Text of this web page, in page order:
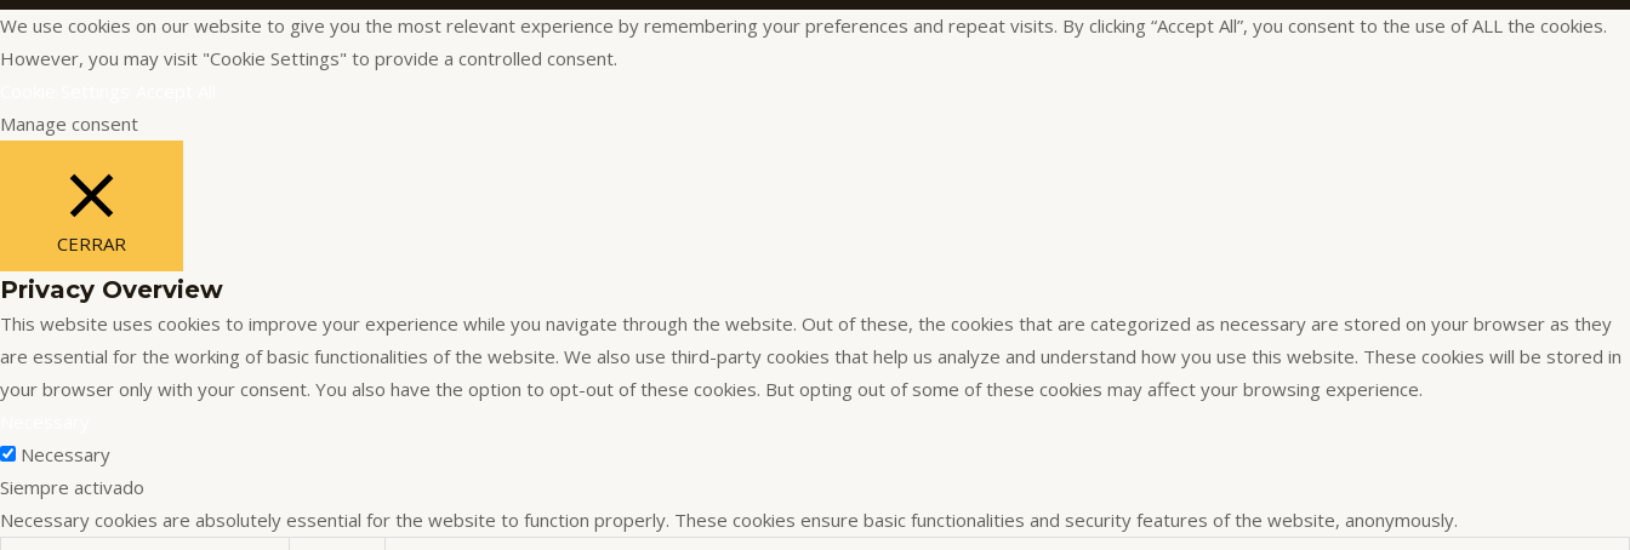
We use cookies on our website to give you the most relevant experience by remembering your preferences and repeat visits. By clicking “Accept All”, you consent to the use of ALL the cookies.
However, you may visit "Cookie Settings" to provide a controlled consent.
Manage consent
CERRAR
Privacy Overview
This website uses cookies to improve your experience while you navigate through the website. Out of these, the cookies that are categorized as necessary are stored on your browser as they
are essential for the working of basic functionalities of the website. We also use third-party cookies that help us analyze and understand how you use this website. These cookies will be stored in
your browser only with your consent. You also have the option to opt-out of these cookies. But opting out of some of these cookies may affect your browsing experience.
Necessary
Siempre activado
Necessary cookies are absolutely essential for the website to function properly. These cookies ensure basic functionalities and security features of the website, anonymously.